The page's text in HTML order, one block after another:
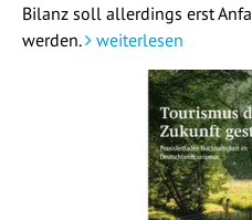
Bilanz soll allerdings erst
werden.
weiterlesen